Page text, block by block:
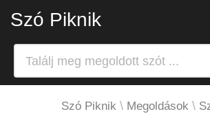
Szó Piknik
Szó Piknik Megoldások